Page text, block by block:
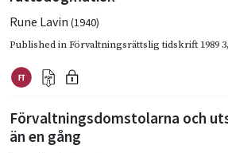
Rune Lavin (1940)
Published inFörvaltningsrättslig tidskrift 1989 3,
Förvaltningsdomstolarna och
än en gång